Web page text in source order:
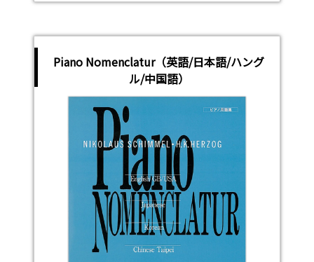
Piano Nomenclatur（英語/日本語/ハング
ル/中国語）